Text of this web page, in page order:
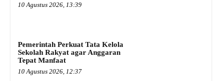
10 Agustus 2026, 13:39
Pemerintah Perkuat Tata Kelola
Sekolah Rakyat agar Anggaran
Tepat Manfaat
10 Agustus 2026, 12:37